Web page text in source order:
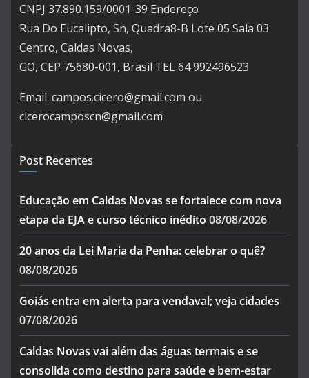
CNPJ 37.890.159/0001-39 Endereço
Rua Do Eucalipto, Sn, Quadra8-B Lote 05 Sala 03
Centro, Caldas Novas,
GO, CEP 75680-001, Brasil TEL 64 992496523
Email: campos.cicero@gmail.com ou
cicerocamposcn@gmail.com
Post Recentes
Educação em Caldas Novas se fortalece com nova
etapa da EJA e curso técnico inédito 08/08/2026
20 anos da Lei Maria da Penha: celebrar o quê?
08/08/2026
Goiás entra em alerta para vendaval; veja cidades
07/08/2026
Caldas Novas vai além das águas termais e se
consolida como destino para saúde e bem-estar